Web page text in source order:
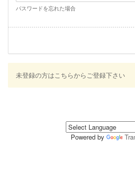
パスワードを忘れた場合
未登録の方はこちらからご登録下さい
Powered by